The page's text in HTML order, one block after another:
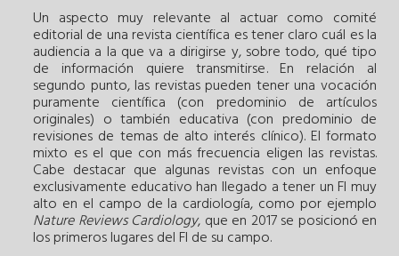
Un aspecto muy relevante al actuar como comité
editorial de una revista científica es tener claro cuál es la
audiencia a la que va a dirigirse y, sobre todo, qué tipo
de información quiere transmitirse. En relación al
segundo punto, las revistas pueden tener una vocación
puramente científica (con predominio de artículos
originales) o también educativa (con predominio de
revisiones de temas de alto interés clínico). El formato
mixto es el que con más frecuencia eligen las revistas.
Cabe destacar que algunas revistas con un enfoque
exclusivamente educativo han llegado a tener un FI muy
alto en el campo de la cardiología, como por ejemplo
Nature Reviews Cardiology, que en 2017 se posicionó en
los primeros lugares del FI de su campo.